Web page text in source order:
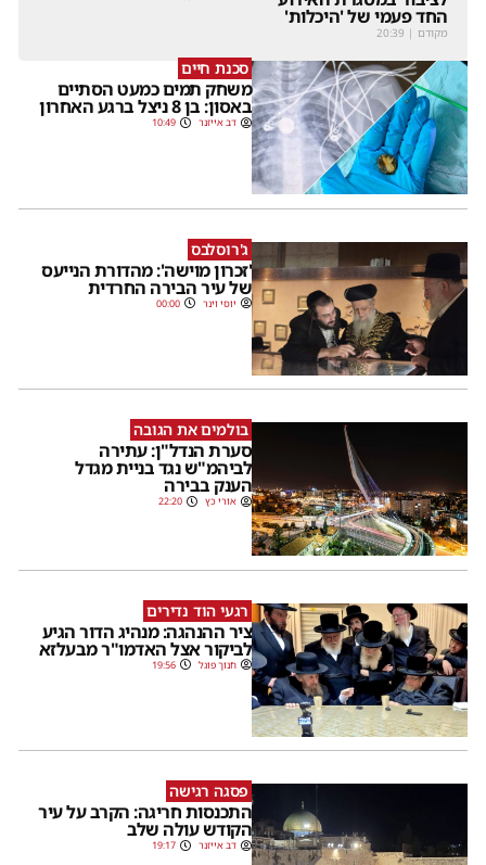
החד פעמי של 'היכלות'
מקודם |
20:39
סכנת חיים
משחק תמים כמעט הסתיים
באסון: בן 8 ניצל ברגע האחרון
דב אייזנר 10:49
ג'רוסלבס
'זכרון מוישה': מהדורת הנייעס
של עיר הבירה החרדית
יוסי וינר 00:00
בולמים את הגובה
סערת הנדל"ן: עתירה
לביהמ"ש נגד בניית מגדל
הענק בבירה
אורי כץ 22:20
רגעי הוד נדירים
ציר ההנהגה: מנהיג הדור הגיע
לביקור אצל האדמו"ר מבעלזא
חנוך פוגל 19:56
פסגה רגישה
התכנסות חריגה: הקרב על עיר
הקודש עולה שלב
דב אייזנר 19:17